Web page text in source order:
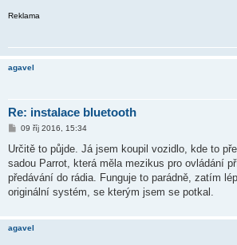
Reklama
agavel
Re: instalace bluetooth
P
í
p
ě
e
09 říj 2016, 15:34
Určitě to půjde. Já jsem koupil vozidlo, kde to
sadou Parrot, která měla mezikus pro ovládání
předávání do rádia. Funguje to parádně, zatím
originální systém, se kterým jsem se potkal.
agavel